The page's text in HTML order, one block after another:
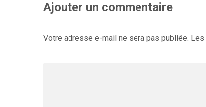
Ajouter un commentaire
Votre adresse e-mail ne sera pas publiée. Les